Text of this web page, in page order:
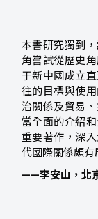
本書研究獨到
角嘗試從歷史
于新中國成立
往的目標與使
治關係及貿易
當全面的介紹
重要著作，深
代國際關係頗有
——李安山，北